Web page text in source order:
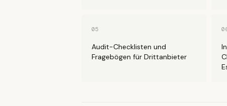
05
Audit-Checklisten und
Fragebögen für Drittanbieter